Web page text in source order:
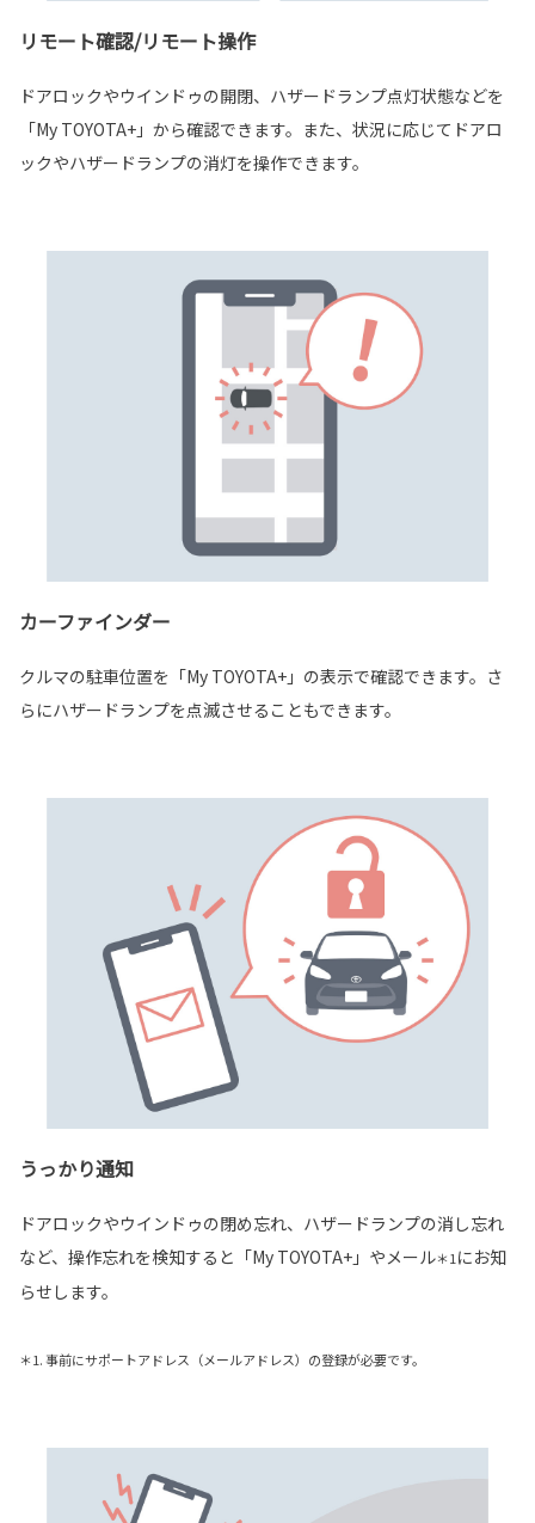
リモート確認/リモート操作
ドアロックやウインドゥの開閉、ハザードランプ点灯状態などを
「My TOYOTA+」から確認できます。また、状況に応じてドアロ
ックやハザードランプの消灯を操作できます。
カーファインダー
クルマの駐車位置を「My TOYOTA+」の表示で確認できます。さ
らにハザードランプを点滅させることもできます。
うっかり通知
ドアロックやウインドゥの閉め忘れ、ハザードランプの消し忘れ
など、操作忘れを検知すると「My TOYOTA+」やメール＊1 にお知
らせします。
＊1. 事前にサポートアドレス（メールアドレス）の登録が必要です。